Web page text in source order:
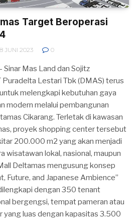
Target Beroperasi
JUNI 2023 0
Sinar Mas Land dan Sojitz
Puradelta Lestari Tbk (DMAS) terus
melengkapi kebutuhan gaya
modern melalui pembangunan
Cikarang. Terletak di kawasan
proyek shopping center tersebut
200.000 m2 yang akan menjadi
wisatawan lokal, nasional, maupun
Deltamas mengusung konsep
Future, and Japanese Ambience”
dengan 350 tenant
bergengsi, tempat pameran atau
yang luas dengan kapasitas 3.500